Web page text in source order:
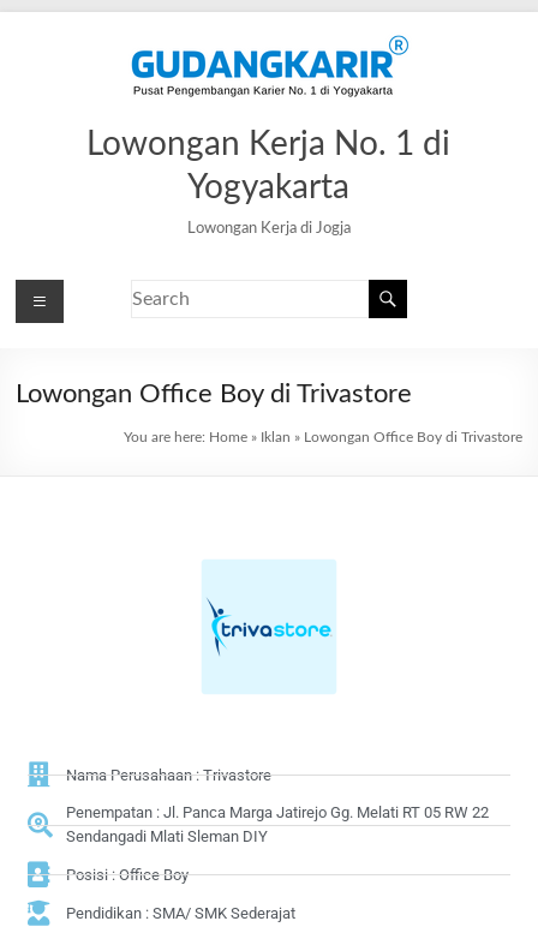
Lowongan Kerja No. 1 di
Yogyakarta
Lowongan Kerja di Jogja
Lowongan Office Boy di Trivastore
You are here: Home» Iklan » Lowongan Office Boy di Trivastore
Nama Perusahaan : Trivastore
Penempatan : Jl. Panca Marga Jatirejo Gg. Melati RT 05 RW 22
Sendangadi Mlati Sleman DIY
Posisi : Office Boy
Pendidikan : SMA/ SMK Sederajat